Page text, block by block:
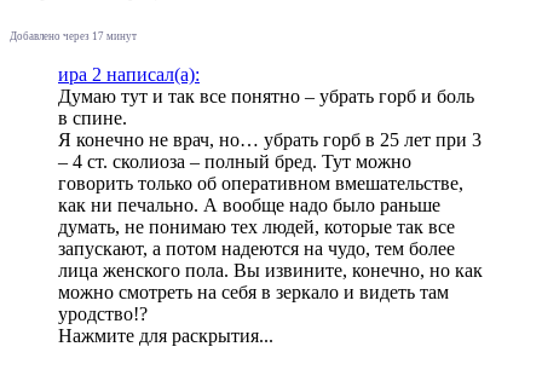
Добавлено через 17 минут
ира 2 написал(а):
Думаю тут и так все понятно – убрать горб и боль
в спине.
Я конечно не врач, но… убрать горб в 25 лет при 3
– 4 ст. сколиоза – полный бред. Тут можно
говорить только об оперативном вмешательстве,
как ни печально. А вообще надо было раньше
думать, не понимаю тех людей, которые так все
запускают, а потом надеются на чудо, тем более
лица женского пола. Вы извините, конечно, но как
можно смотреть на себя в зеркало и видеть там
уродство!?
Нажмите для раскрытия...